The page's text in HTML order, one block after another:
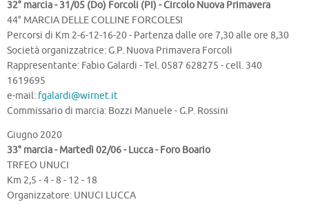
32° marcia - 31/05 (Do) Forcoli (PI) - Circolo Nuova Primavera
44° MARCIA DELLE COLLINE FORCOLESI
Percorsi di Km 2-6-12-16-20 - Partenza dalle ore 7,30 alle ore 8,30
Società organizzatrice: G.P. Nuova Primavera Forcoli
Rappresentante: Fabio Galardi - Tel. 0587 628275 - cell. 340
1619695
e-mail: fgalardi@wirnet.it
Commissario di marcia: Bozzi Manuele - G.P. Rossini
Giugno 2020
33° marcia - Martedì 02/06 - Lucca - Foro Boario
TRFEO UNUCI
Km 2,5 - 4 - 8 - 12 - 18
Organizzatore: UNUCI LUCCA